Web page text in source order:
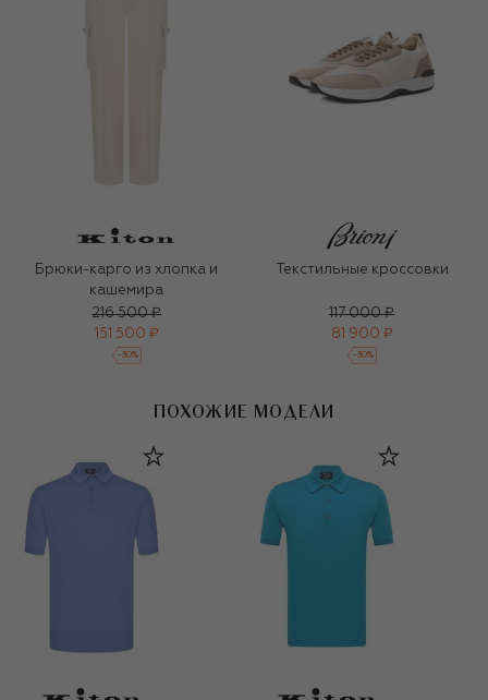
Брюки-карго из хлопка и
кашемира
216 500 ₽
151 500 ₽
-30%
Текстильные кроссовки
117 000 ₽
81 900 ₽
-30%
ПОХОЖИЕ МОДЕЛИ